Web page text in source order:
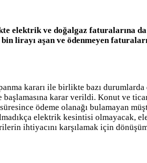
elektrik ve doğalgaz faturalarına
lirayı aşan ve ödenmeyen
kararı ile birlikte bazı
karar verildi. Konut ve
ödeme olanağı bulamayan
elektrik kesintisi olmayacak,
ihtiyacını karşılamak için